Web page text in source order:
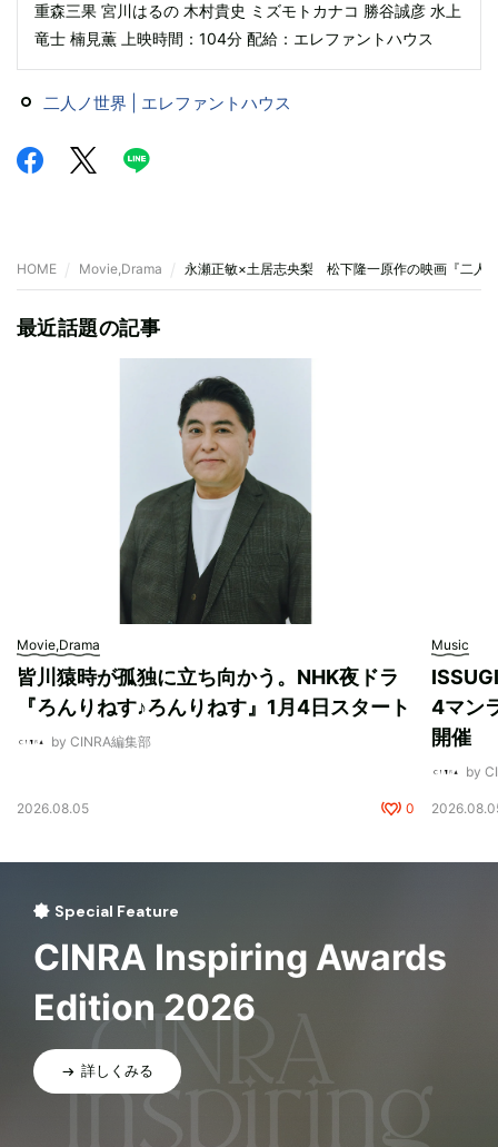
重森三果 宮川はるの 木村貴史 ミズモトカナコ 勝谷誠彦 水上
竜士 楠見薫 上映時間：104分 配給：エレファントハウス
二人ノ世界 | エレファントハウス
HOME Movie,Drama 永瀬正敏×土居志央梨 松下隆一原作の映画『二人
最近話題の記事
Movie,Drama
皆川猿時が孤独に立ち向かう。NHK夜ドラ
『ろんりねす♪ろんりねす』1月4日スタート
by CINRA編集部
2026.08.05 0
Music
4マン
開催
by
Special Feature
CINRA Inspiring Awards
Edition 2026
詳しくみる